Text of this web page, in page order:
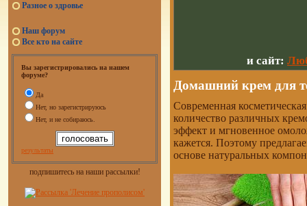
Разное о здровье
Наш форум
Все кто на сайте
Вы зарегистрировались на нашем
форуме?
Да
Нет, но зарегистрируюсь
Нет, и не собираюсь.
результаты
подпишитесь на наши рассылки!
и сайт:
Домашний крем для
Современная
количество различных
эффект и мгновенное
кажется. Поэтому
основе натуральных